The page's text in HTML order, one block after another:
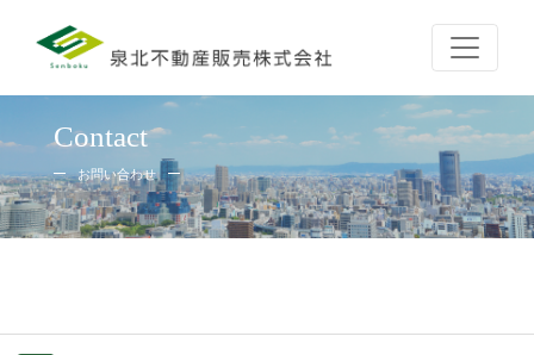
Contact
お問い合わせ